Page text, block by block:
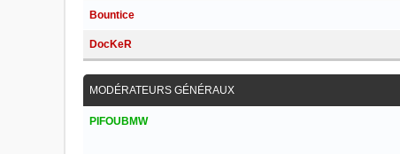
Bountice
DocKeR
MODÉRATEURS GÉNÉRAUX
PIFOUBMW